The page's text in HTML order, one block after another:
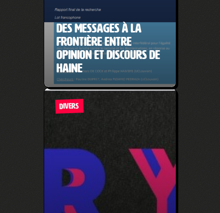
Des messages à la
frontière entre
opinion et discours de
haine
DIVERS